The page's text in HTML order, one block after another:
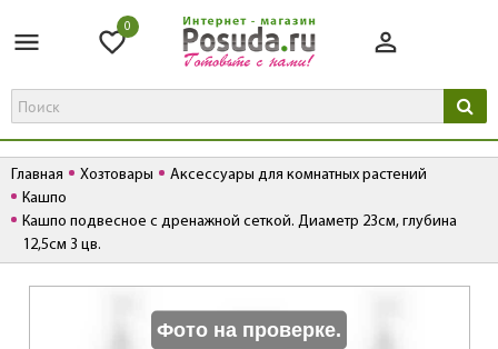
0
Главная Хозтовары
Аксессуары для комнатных растений
Кашпо
Кашпо подвесное с дренажной сеткой. Диаметр 23см, глубина
12,5см 3 цв.
Фото на проверке.